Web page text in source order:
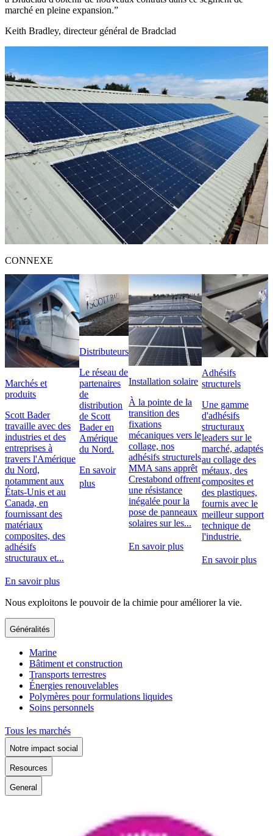
marché en pleine expansion.
Keith Bradley, directeur général de Bradclad
CONNEXE
Marchés et
produits
Scott Bader
travaille avec des
industries et des
entreprises à
travers l'Amérique
du Nord,
notamment aux
États-Unis et au
Canada, en
fournissant des
matériaux
composites, des
adhésifs
structuraux et...
En savoir plus
Distributeurs
Le réseau de
partenaires
de
distribution
de Scott
Bader en
Amérique
du Nord.
En savoir
plus
Installation solaire
À la pointe de la
transition des
fixations
mécaniques vers le
collage, nos
adhésifs structurels
MMA sans apprêt
Crestabond offrent
une résistance
inégalée pour la
pose de panneaux
solaires sur les...
En savoir plus
Adhésifs
structurels
Une gamme
d'adhésifs
structuraux
leaders sur le
marché, adaptés
au collage des
métaux, des
composites et
des plastiques,
fournis avec le
meilleur support
technique de
l'industrie.
En savoir plus
Nous exploitons le pouvoir de la chimie pour améliorer la vie.
Généralités
Marine
Bâtiment et construction
Transports terrestres
Énergies renouvelables
Polymères pour formulations liquides
Soins personnels
Tous les marchés
Notre impact social
Resources
General